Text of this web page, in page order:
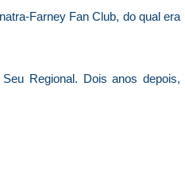
Farney Fan Club, do qual era
Regional. Dois anos depois,